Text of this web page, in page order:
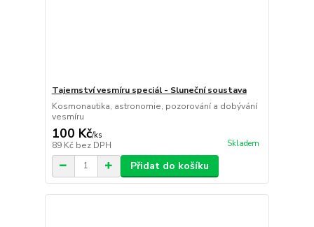
Tajemství vesmíru speciál - Sluneční soustava
Kosmonautika, astronomie, pozorování a dobývání
vesmíru
100 Kč/ks
89 Kč bez DPH Skladem
Přidat do košíku